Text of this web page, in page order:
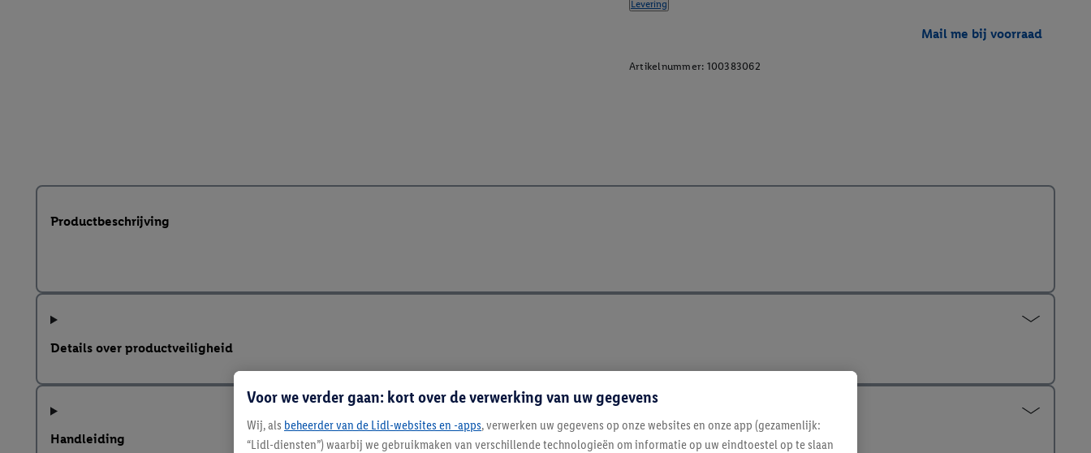
Levering
Mail me bij voorraad
Artikelnummer: 100383062
Productbeschrijving
Details over productveiligheid
Handleiding
Voor we verder gaan: kort over de verwerking van uw gegevens
Wij, als beheerder van de Lidl-websites en -apps, verwerken uw gegevens op onze websites en onze app (gezamenlijk:
“Lidl-diensten”) waarbij we gebruikmaken van verschillende technologieën om informatie op uw eindtoestel op te slaan